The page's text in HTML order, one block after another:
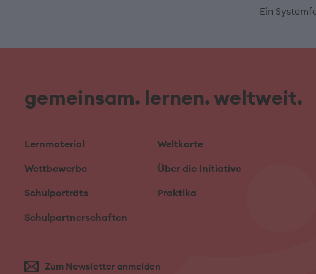
Ein
gemeinsam. lernen. weltweit.
Lernmaterial
Wettbewerbe
Schulporträts
Schulpartnerschaften
Weltkarte
Über die Initiative
Praktika
Zum Newsletter anmelden